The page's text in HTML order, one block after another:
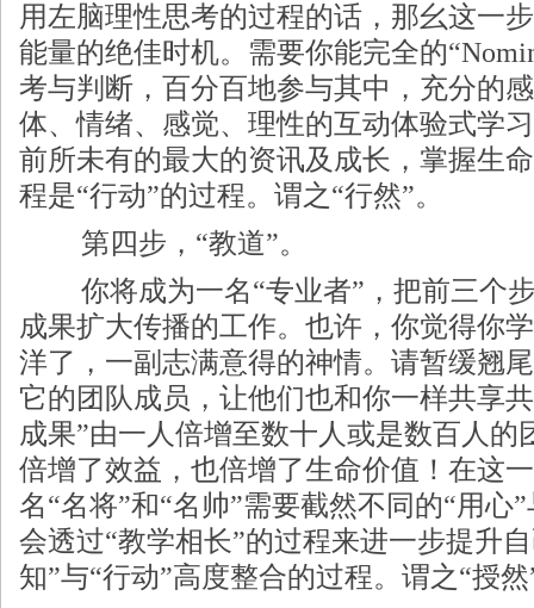
用左脑理性思考的过程的话，那幺这一
能量的绝佳时机。需要你能完全的
考与判断，百分百地参与其中，充分的
体、情绪、感觉、理性的互动体验式学
前所未有的最大的资讯及成长，掌握生
程是“行动”的过程。谓之“行然”。
第四步，“教道”。
你将成为一名“专业者”，把前三个
成果扩大传播的工作。也许，你觉得你
洋了，一副志满意得的神情。请暂缓翘
它的团队成员，让他们也和你一样共享
成果”由一人倍增至数十人或是数百人的
倍增了效益，也倍增了生命价值！在这
名“名将”和“名帅”需要截然不同的“用心
会透过“教学相长”的过程来进一步提升
知”与“行动”高度整合的过程。谓之“授然